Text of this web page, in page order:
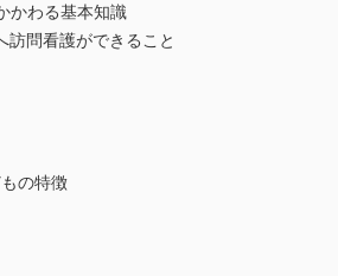
かわる基本知識
訪問看護ができること
の特徴